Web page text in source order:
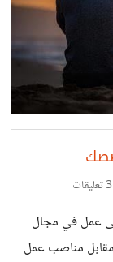
عمل في مجال
مناصب عمل